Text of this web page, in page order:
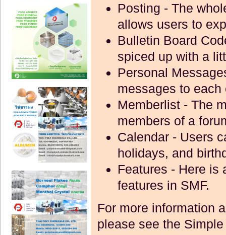
Posting - The
allows users to
Bulletin Board
spiced up with a
Personal
messages to each
Memberlist- The
members of a
Calendar- Users
holidays, and
Features - Here is
features in SMF.
For more information
please see the